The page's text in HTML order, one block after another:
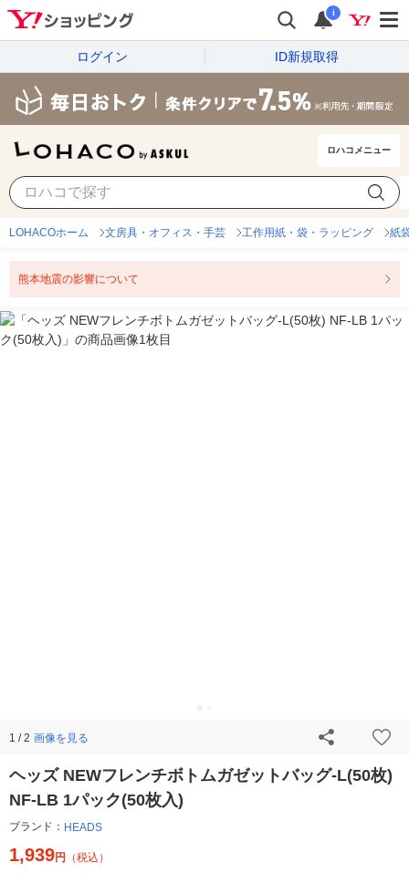
i
ログイン ID新規取得
ロハコメニュー
LOHACOホーム 文房具・オフィス・手芸 工作用紙・袋・ラッピング 紙
熊本地震の影響について
1 / 2 画像を見る
ヘッズ NEWフレンチボトムガゼットバッグ-L(50枚)
NF-LB 1パック(50枚入)
ブランド： HEADS
1,939円 （税込）